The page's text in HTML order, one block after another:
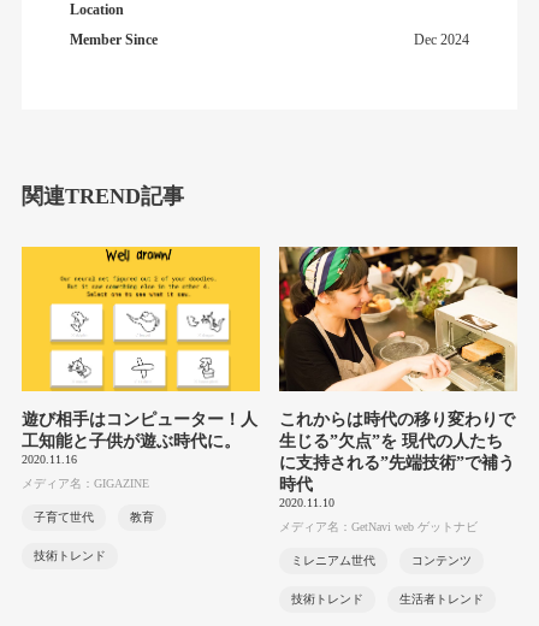
Location
Member Since
Dec 2024
関連TREND記事
遊び相手はコンピューター！人
工知能と子供が遊ぶ時代に。
2020.11.16
メディア名：GIGAZINE
子育て世代 教育
技術トレンド
これからは時代の移り変わりで
生じる”欠点”を 現代の人たち
に支持される”先端技術”で補う
時代
2020.11.10
メディア名：GetNavi web ゲットナビ
ミレニアム世代 コンテンツ
技術トレンド 生活者トレンド